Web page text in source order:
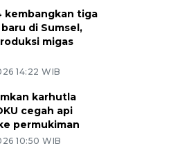
kembangkan tiga
di Sumsel,
migas
14:22 WIB
karhutla
cegah api
permukiman
10:50 WIB